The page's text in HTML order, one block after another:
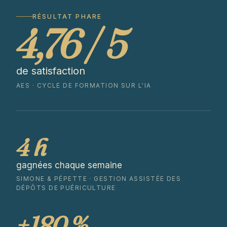
RÉSULTAT PHARE
4,76 / 5
de satisfaction
AES · CYCLE DE FORMATION SUR L'IA
4 h
gagnées chaque semaine
SIMONE & PÉPETTE · GESTION ASSISTÉE DES
DÉPÔTS DE PUÉRICULTURE